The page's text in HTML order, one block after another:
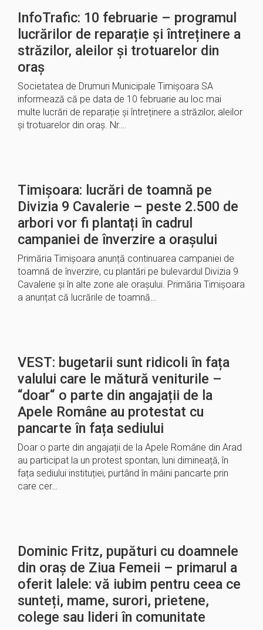
InfoTrafic: 10 februarie – programul
lucrărilor de reparație și întreținere a
străzilor, aleilor și trotuarelor din
oraș
Societatea de Drumuri Municipale Timișoara SA
informează că pe data de 10 februarie au loc mai
multe lucrări de reparație și întreținere a străzilor, aleilor
și trotuarelor din oraș. Nr….
Timișoara: lucrări de toamnă pe
Divizia 9 Cavalerie – peste 2.500 de
arbori vor fi plantați în cadrul
campaniei de înverzire a orașului
Primăria Timișoara anunță continuarea campaniei de
toamnă de înverzire, cu plantări pe bulevardul Divizia 9
Cavalerie și în alte zone ale orașului. Primăria Timișoara
a anunțat că lucrările de toamnă…
VEST: bugetarii sunt ridicoli în fața
valului care le mătură veniturile –
“doar“ o parte din angajații de la
Apele Române au protestat cu
pancarte în fața sediului
Doar o parte din angajații de la Apele Române din Arad
au participat la un protest spontan, luni dimineață, în
fața sediului instituției, purtând în mâini pancarte prin
care cer…
Dominic Fritz, pupături cu doamnele
din oraș de Ziua Femeii – primarul a
oferit lalele: vă iubim pentru ceea ce
sunteți, mame, surori, prietene,
colege sau lideri în comunitate